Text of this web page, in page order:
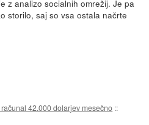
z analizo socialnih omrežij. Je pa
storilo, saj so vsa ostala načrte
42.000 dolarjev mesečno ::